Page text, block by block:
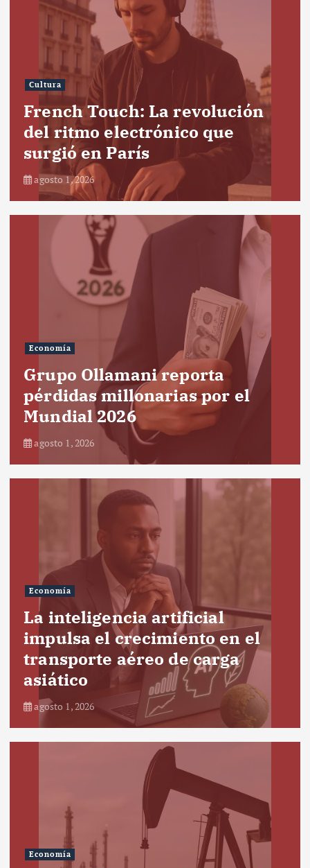
Cultura
French Touch: La revolución
del ritmo electrónico que
surgió en París
agosto 1, 2026
Economía
Grupo Ollamani reporta
pérdidas millonarias por el
Mundial 2026
agosto 1, 2026
Economía
La inteligencia artificial
impulsa el crecimiento en el
transporte aéreo de carga
asiático
agosto 1, 2026
Economía